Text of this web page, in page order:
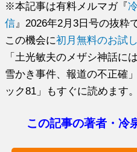
※本記事は有料メルマガ『
信 』2026年2月3日号の抜粋
この機会に初月無料のお試
「土光敏夫のメザシ神話に
雪かき事件、報道の不正確
ック81」もすぐに読めます。
この記事の著者・冷